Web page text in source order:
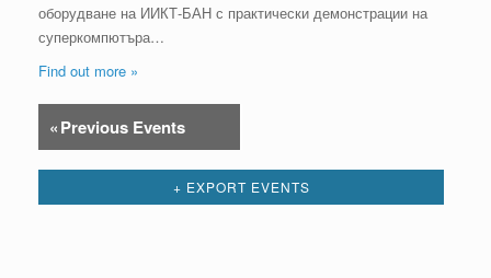
оборудване на ИИКТ-БАН с практически демонстрации на
суперкомпютъра…
Find out more »
Events
List
Navigation
«Previous Events
+ EXPORT EVENTS